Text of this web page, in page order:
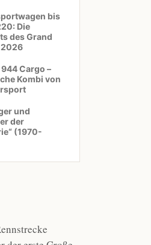
bis
Die
des Grand
Cargo –
Kombi von
und
der
(1970-